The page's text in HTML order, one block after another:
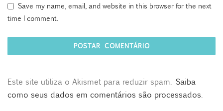
Save my name, email, and website in this browser for the next
time I comment.
Este site utiliza o Akismet para reduzir spam. Saiba
como seus dados em comentários são processados.